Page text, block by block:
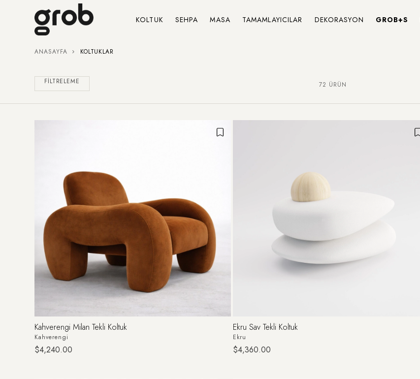
KOLTUK SEHPA MASA TAMAMLAYICILAR DEKORASYON GROB+S
ANASAYFA KOLTUKLAR
FILTRELEME 72 ÜRÜN
Kahverengi Milan Tekli Koltuk
Kahverengi
$4,240.00
Ekru Sav Tekli Koltuk
Ekru
$4,360.00